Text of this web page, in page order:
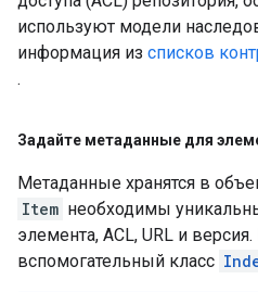
используют модели
информация из списков
.
Задайте метаданные для
Метаданные хранятся в
Item необходимы
элемента, ACL, URL и
вспомогательный класс